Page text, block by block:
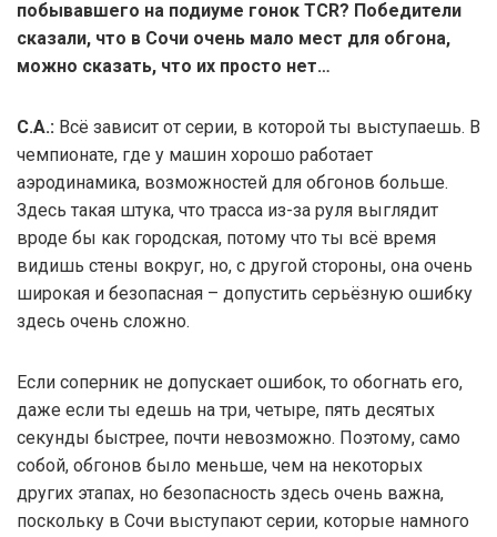
побывавшего на подиуме гонок TCR? Победители
сказали, что в Сочи очень мало мест для обгона,
можно сказать, что их просто нет…
С.А.: Всё зависит от серии, в которой ты выступаешь. В
чемпионате, где у машин хорошо работает
аэродинамика, возможностей для обгонов больше.
Здесь такая штука, что трасса из-за руля выглядит
вроде бы как городская, потому что ты всё время
видишь стены вокруг, но, с другой стороны, она очень
широкая и безопасная – допустить серьёзную ошибку
здесь очень сложно.
Если соперник не допускает ошибок, то обогнать его,
даже если ты едешь на три, четыре, пять десятых
секунды быстрее, почти невозможно. Поэтому, само
собой, обгонов было меньше, чем на некоторых
других этапах, но безопасность здесь очень важна,
поскольку в Сочи выступают серии, которые намного